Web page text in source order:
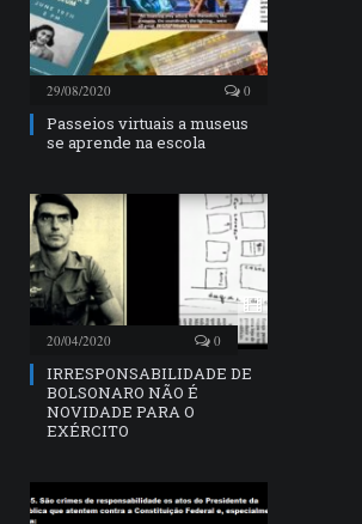
29/08/2020 0
Passeios virtuais a museus
se aprende na escola
20/04/2020 0
IRRESPONSABILIDADE DE
BOLSONARO NÃO É
NOVIDADE PARA O
EXÉRCITO